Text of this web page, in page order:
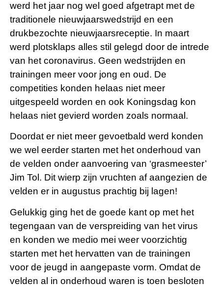
werd het jaar nog wel goed afgetrapt met de
traditionele nieuwjaarswedstrijd en een
drukbezochte nieuwjaarsreceptie. In maart
werd plotsklaps alles stil gelegd door de intrede
van het coronavirus. Geen wedstrijden en
trainingen meer voor jong en oud. De
competities konden helaas niet meer
uitgespeeld worden en ook Koningsdag kon
helaas niet gevierd worden zoals normaal.
Doordat er niet meer gevoetbald werd konden
we wel eerder starten met het onderhoud van
de velden onder aanvoering van ‘grasmeester’
Jim Tol. Dit wierp zijn vruchten af aangezien de
velden er in augustus prachtig bij lagen!
Gelukkig ging het de goede kant op met het
tegengaan van de verspreiding van het virus
en konden we medio mei weer voorzichtig
starten met het hervatten van de trainingen
voor de jeugd in aangepaste vorm. Omdat de
velden al in onderhoud waren is toen besloten